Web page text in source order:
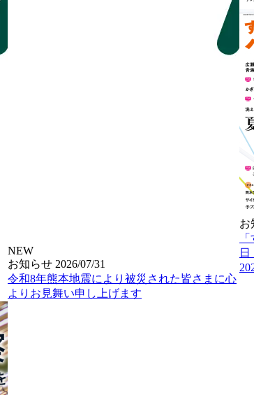
NEW
お知らせ 2026/07/31
令和8年熊本地震により被災された皆さまに心
よりお見舞い申し上げます
お